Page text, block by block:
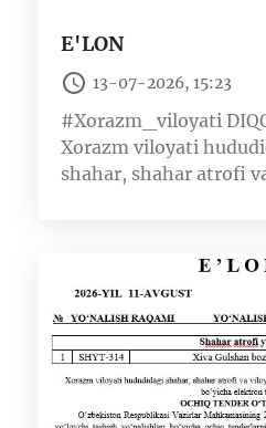
E'LON
13-07-2026, 15:23
#Xorazm_viloyati
Xorazm viloyati
shahar, shahar atrofi